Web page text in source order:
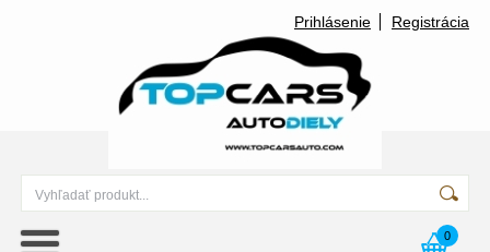
Prihlásenie Registrácia
0